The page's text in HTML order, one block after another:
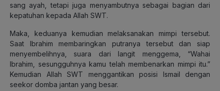
sang ayah, tetapi juga menyambutnya sebagai bagian dari
kepatuhan kepada Allah SWT.
Maka, keduanya kemudian melaksanakan mimpi tersebut.
Saat Ibrahim membaringkan putranya tersebut dan siap
menyembelihnya, suara dari langit menggema, “Wahai
Ibrahim, sesungguhnya kamu telah membenarkan mimpi itu.”
Kemudian Allah SWT menggantikan posisi Ismail dengan
seekor domba jantan yang besar.